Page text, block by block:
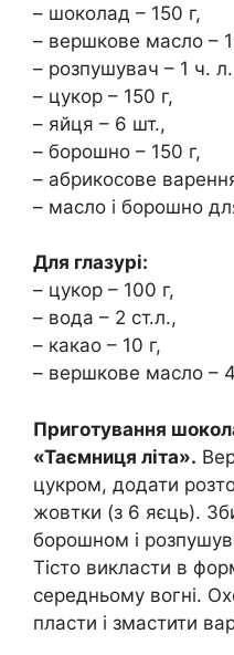
– шоколад – 150 г,
– вершкове масло –
– розпушувач – 1 ч.
– цукор – 150 г,
– яйця – 6 шт.,
– борошно – 150 г,
– абрикосове
– масло і борошно
Для глазурі:
– цукор – 100 г,
– вода – 2 ст.л.,
– какао – 10 г,
– вершкове масло –
Приготування
«Таємниця літа».
цукром, додати
жовтки (з 6 яєць).
борошном і
Тісто викласти в
середньому вогні.
пласти і змастити